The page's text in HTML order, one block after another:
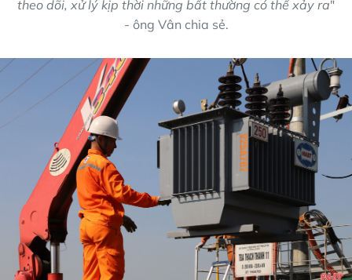
theo dõi, xử lý kịp thời những bất thường có thể xảy ra"
- ông Vân chia sẻ.